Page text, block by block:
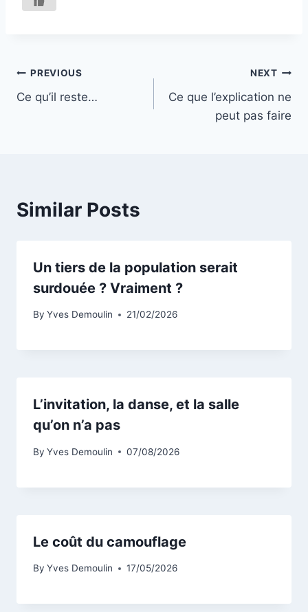
Navigation
de
PREVIOUS
Ce qu’il reste…
NEXT
Ce que l’explication ne
peut pas faire
Similar Posts
Un tiers de la population serait
surdouée ? Vraiment ?
By Yves Demoulin 21/02/2026
L’invitation, la danse, et la salle
qu’on n’a pas
By Yves Demoulin 07/08/2026
Le coût du camouflage
By Yves Demoulin 17/05/2026